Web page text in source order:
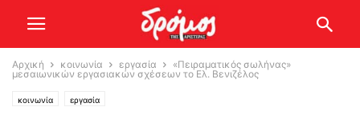
Αρχική κοινωνία εργασία
«Πειραματικός σωλήνας»
μεσαιωνικών εργασιακών σχέσεων το Ελ. Βενιζέλος
κοινωνία εργασία